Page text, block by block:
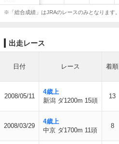
※「総合成績」はJRAのレースのみとなります。
出走レース
日付 レース 着順
2008/05/11
4歳上
新潟 ダ1200m 15頭
13
2008/03/29
4歳上
中京 ダ1700m 11頭
8